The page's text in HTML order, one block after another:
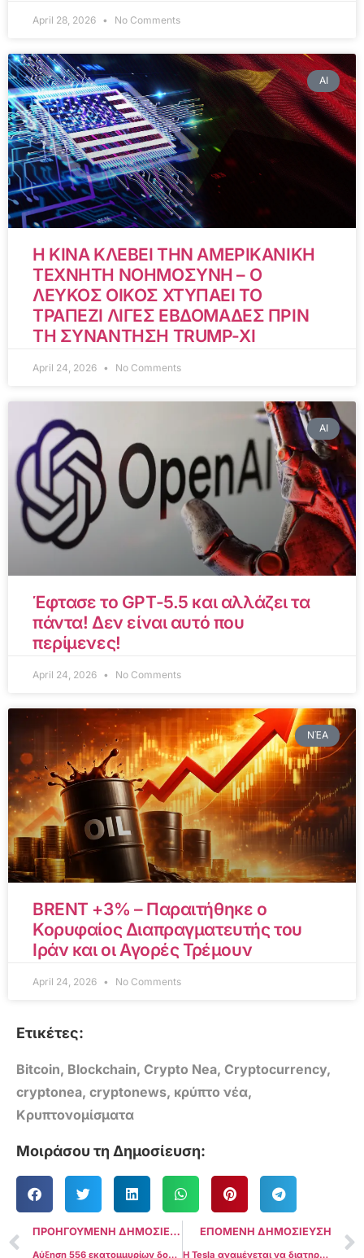
April 28, 2026 No Comments
AI
Η ΚΙΝΑ ΚΛΕΒΕΙ ΤΗΝ ΑΜΕΡΙΚΑΝΙΚΗ
ΤΕΧΝΗΤΗ ΝΟΗΜΟΣΥΝΗ – Ο
ΛΕΥΚΟΣ ΟΙΚΟΣ ΧΤΥΠΑΕΙ ΤΟ
ΤΡΑΠΕΖΙ ΛΙΓΕΣ ΕΒΔΟΜΑΔΕΣ ΠΡΙΝ
ΤΗ ΣΥΝΑΝΤΗΣΗ TRUMP-XI
April 24, 2026 No Comments
AI
Έφτασε το GPT-5.5 και αλλάζει τα
πάντα! Δεν είναι αυτό που
περίμενες!
April 24, 2026 No Comments
ΝΈΑ
BRENT +3% – Παραιτήθηκε ο
Κορυφαίος Διαπραγματευτής του
Ιράν και οι Αγορές Τρέμουν
April 24, 2026 No Comments
Ετικέτες:
Bitcoin, Blockchain, Crypto Nea, Cryptocurrency,
cryptonea, cryptonews, κρύπτο νέα,
Κρυπτονομίσματα
Μοιράσου τη Δημοσίευση:
ΠΡΟΗΓΟΥΜΕΝΗ ΔΗΜΟΣΙΕΥΣΗ
Αύξηση 556 εκατομμυρίων δολαρίων στις εισροές Spot Bitcoin ETF υποδηλώνει σημαντική αλλαγή στο συναίσθημα των επενδυτών
ΕΠΟΜΕΝΗ ΔΗΜΟΣΙΕΥΣΗ
Η Tesla αναμένεται να διατηρήσει 780 εκατομμύρια δολάρια σε Bitcoin Holdings παρά τις πρόσφατες κινήσεις: Arkham